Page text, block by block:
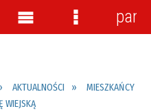
AKTUALNOŚCI
MIESZKAŃCY
WIEJSKĄ
Menu
Menu
panel